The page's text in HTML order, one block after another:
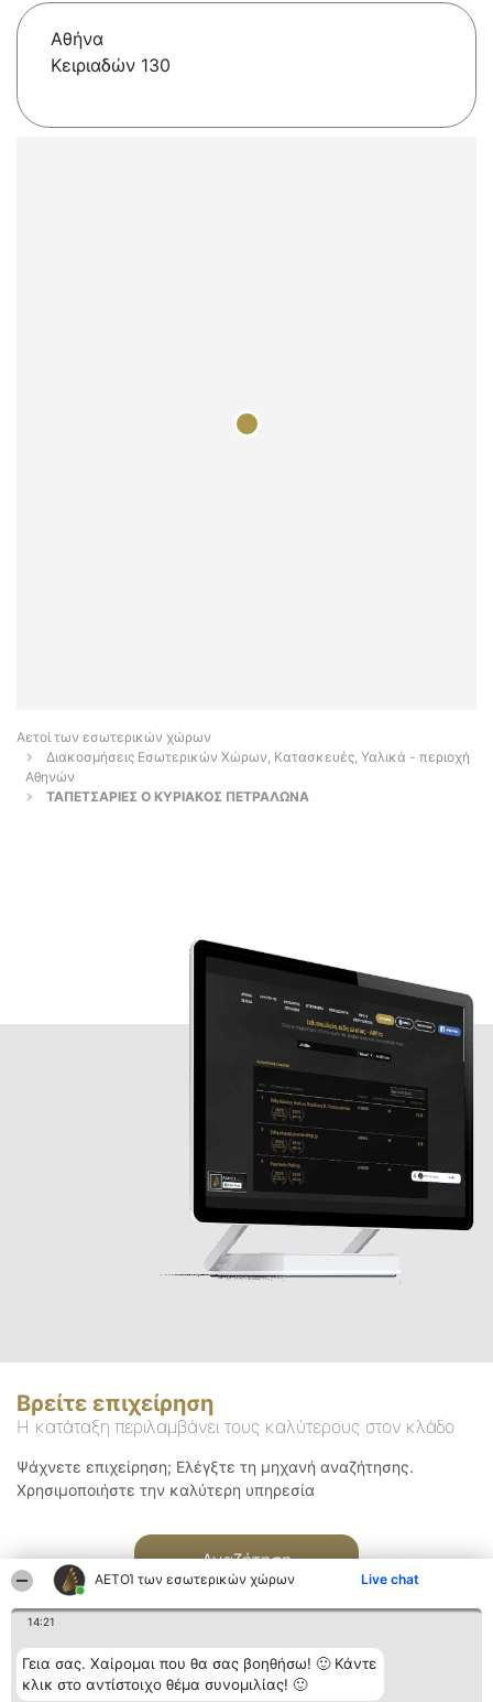
ΑΕΤΟΊ των εσωτερικών χώρων Live chat
14:21
Γεια σας. Χαίρομαι που θα σας βοηθήσω! 🙂 Κάντε
κλικ στο αντίστοιχο θέμα συνομιλίας! 🙂
Αθήνα
Κειριαδών 130
Αετοί των εσωτερικών χώρων
Διακοσμήσεις Εσωτερικών Χώρων, Κατασκευές, Υαλικά - περιοχή
Αθηνών
ΤΑΠΕΤΣΑΡΙΕΣ Ο ΚΥΡΙΑΚΟΣ ΠΕΤΡΑΛΩΝΑ
Βρείτε επιχείρηση
Η κατάταξη περιλαμβάνει τους καλύτερους στον κλάδο
Ψάχνετε επιχείρηση; Ελέγξτε τη μηχανή αναζήτησης.
Χρησιμοποιήστε την καλύτερη υπηρεσία
Αναζήτηση